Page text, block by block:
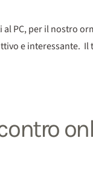
PC, per il nostro
e interessante. Il